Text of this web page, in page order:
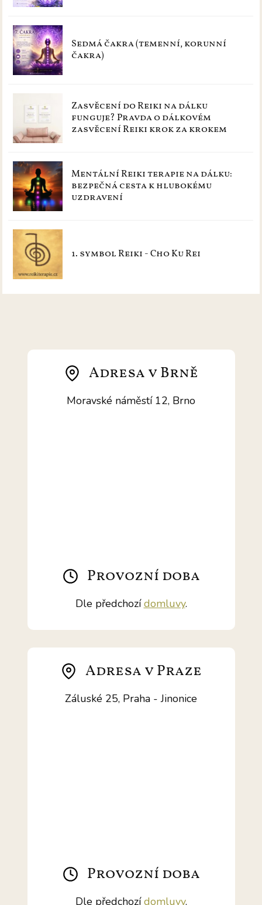
Sedmá čakra (temenní, korunní
čakra)
Zasvěcení do Reiki na dálku
funguje? Pravda o dálkovém
zasvěcení Reiki krok za krokem
Mentální Reiki terapie na dálku:
bezpečná cesta k hlubokému
uzdravení
1. symbol Reiki - Cho Ku Rei
Adresa v Brně
Moravské náměstí 12, Brno
Provozní doba
Dle předchozídomluvy.
Adresa v Praze
Záluské 25, Praha - Jinonice
Provozní doba
Dle předchozídomluvy.